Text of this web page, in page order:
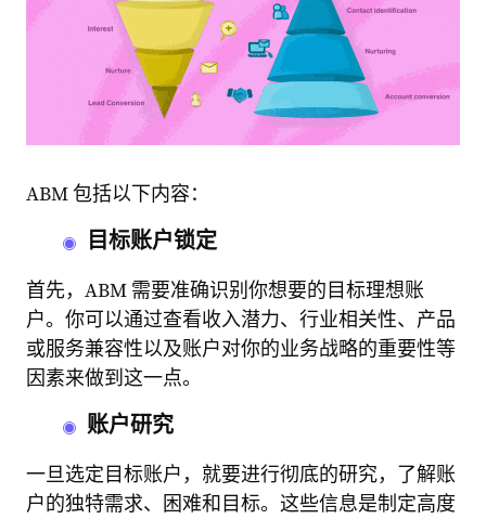
ABM 包括以下内容：
目标账户锁定
首先，ABM 需要准确识别你想要的目标理想账
户。你可以通过查看收入潜力、行业相关性、产品
或服务兼容性以及账户对你的业务战略的重要性等
因素来做到这一点。
账户研究
一旦选定目标账户，就要进行彻底的研究，了解账
户的独特需求、困难和目标。这些信息是制定高度